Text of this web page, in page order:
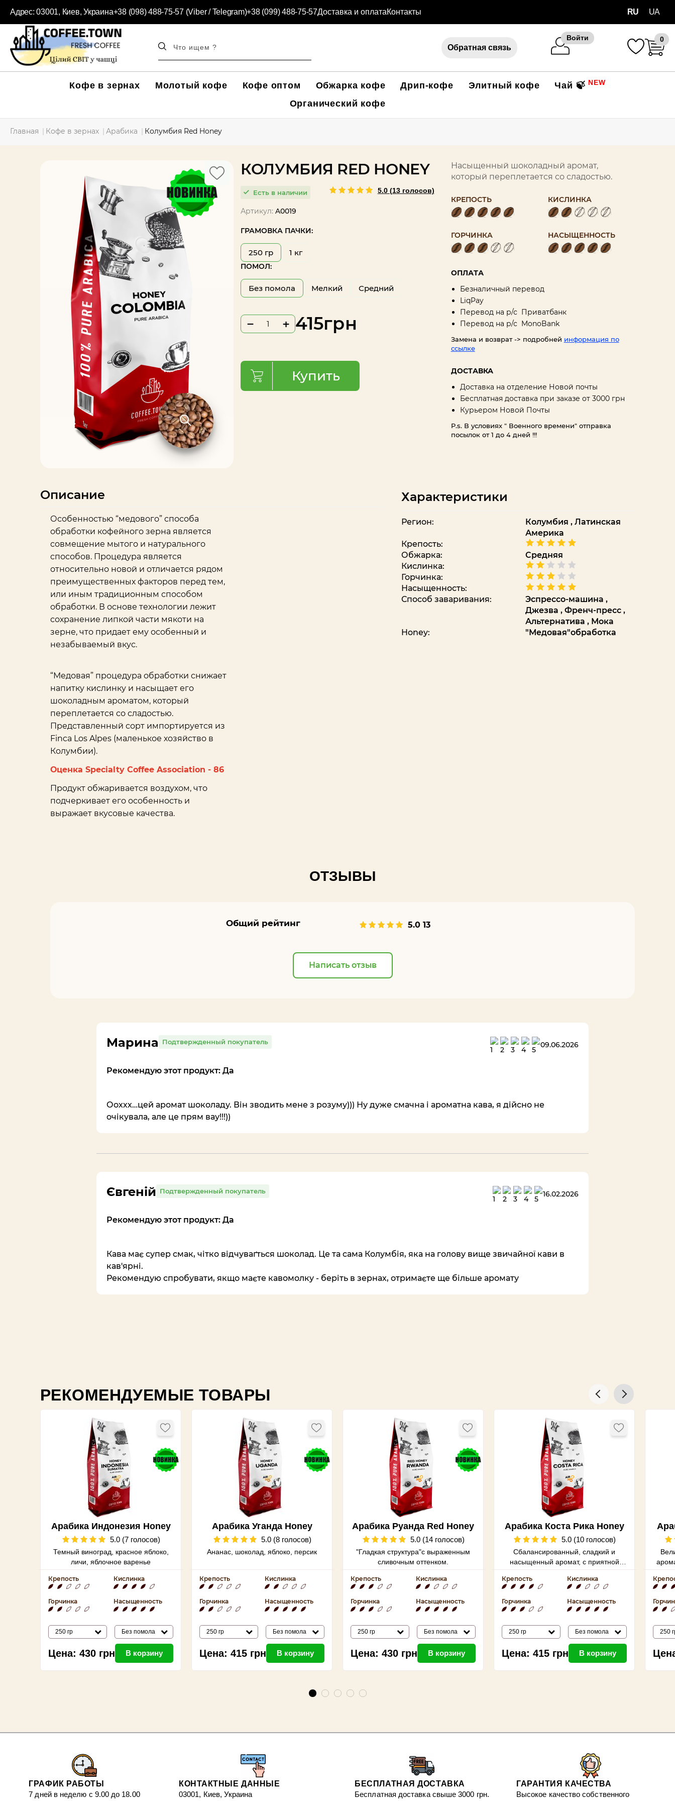
Адрес: 03001, Киев, Украина+38 (098) 488-75-57 (Viber / Telegram)+38 (099) 488-75-57Доставка и оплатаКонтакты RU UA
Обратная связь
Войти 0
Кофе в зернах Молотый кофе Кофе оптом Обжарка кофе Дрип-кофе Элитный кофе Чай 🍃 NEW
Органический кофе
Главная Кофе в зернах Арабика Колумбия Red Honey
КОЛУМБИЯ RED HONEY
Есть в наличии 5.0 (13 голосов)
Артикул:A0019
ГРАМОВКА ПАЧКИ:
250 гр 1 кг
ПОМОЛ:
Без помола Мелкий Средний
− + 415грн
Купить
Насыщенный шоколадный аромат,
который переплетается со сладостью.
КРЕПОСТЬ КИСЛИНКА
ГОРЧИНКА НАСЫЩЕННОСТЬ
ОПЛАТА
Безналичный перевод
LiqPay
Перевод на р/с Приватбанк
Перевод на р/с MonоBank
Замена и возврат -> подробней информация по
ссылке
ДОСТАВКА
Доставка на отделение Новой почты
Бесплатная доставка при заказе от 3000 грн
Курьером Новой Почты
P.s. В условиях " Военного времени" отправка
посылок от 1 до 4 дней !!!
Описание
Особенностью “медового” способа
обработки кофейного зерна является
совмещение мытого и натурального
способов. Процедура является
относительно новой и отличается рядом
преимущественных факторов перед тем,
или иным традиционным способом
обработки. В основе технологии лежит
сохранение липкой части мякоти на
зерне, что придает ему особенный и
незабываемый вкус.
“Медовая” процедура обработки снижает
напитку кислинку и насыщает его
шоколадным ароматом, который
переплетается со сладостью.
Представленный сорт импортируется из
Finca Los Alpes (маленькое хозяйство в
Колумбии).
Оценка Specialty Coffee Association - 86
Продукт обжаривается воздухом, что
подчеркивает его особенность и
выражает вкусовые качества.
Характеристики
Регион: Колумбия,Латинская
Америка
Крепость:
Обжарка:
Средняя
Кислинка:
Горчинка:
Насыщенность:
Способ заваривания:
Эспрессо-машина,
Джезва,Френч-пресс,
Альтернатива, Мока
Honey:
"Медовая"обработка
ОТЗЫВЫ
Общий рейтинг 5.0 13
Написать отзыв
Марина Подтвержденный покупатель 09.06.2026
Рекомендую этот продукт: Да
Ооххх…цей аромат шоколаду. Він зводить мене з розуму))) Ну дуже смачна і ароматна кава, я дійсно не
очікувала, але це прям вау!!!))
Євгеній Подтвержденный покупатель 16.02.2026
Рекомендую этот продукт: Да
Кава має супер смак, чітко відчуваґться шоколад. Це та сама Колумбія, яка на голову вище звичайної кави в
кав'ярні.
Рекомендую спробувати, якщо маєте кавомолку - беріть в зернах, отримаєте ще більше аромату
РЕКОМЕНДУЕМЫЕ ТОВАРЫ
Арабика Индонезия Honey
5.0 (7 голосов)
Темный виноград, красное яблоко,
личи, яблочное варенье
Крепость Кислинка
Горчинка Насыщенность
250 гр Без помола
Цена: 430 грн В корзину
Арабика Уганда Honey
5.0 (8 голосов)
Ананас, шоколад, яблоко, персик
Крепость Кислинка
Горчинка Насыщенность
250 гр Без помола
Цена: 415 грн В корзину
Арабика Руанда Red Honey
5.0 (14 голосов)
"Гладкая структура"с выраженным
сливочным оттенком.
Крепость Кислинка
Горчинка Насыщенность
250 гр Без помола
Цена: 430 грн В корзину
Арабика Коста Рика Honey
5.0 (10 голосов)
Сбалансированный, сладкий и
насыщенный аромат, с приятной
Крепость Кислинка
Горчинка Насыщенность
250 гр Без помола
Цена: 415 грн В корзину
250
ГРАФИК РАБОТЫ
7 дней в неделю с 9.00 до 18.00
КОНТАКТНЫЕ ДАННЫЕ
03001, Киев, Украина
БЕСПЛАТНАЯ ДОСТАВКА
Бесплатная доставка свыше 3000 грн.
ГАРАНТИЯ КАЧЕСТВА
Высокое качество собственного